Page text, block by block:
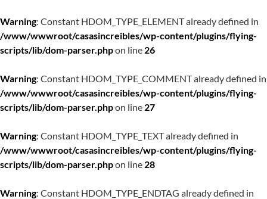
Warning: Constant HDOM_TYPE_ELEMENT already defined in
/www/wwwroot/casasincreibles/wp-content/plugins/flying-
scripts/lib/dom-parser.phpon line 26
Warning: Constant HDOM_TYPE_COMMENT already defined in
/www/wwwroot/casasincreibles/wp-content/plugins/flying-
scripts/lib/dom-parser.phpon line 27
Warning: Constant HDOM_TYPE_TEXT already defined in
/www/wwwroot/casasincreibles/wp-content/plugins/flying-
scripts/lib/dom-parser.phpon line 28
Warning: Constant HDOM_TYPE_ENDTAG already defined in